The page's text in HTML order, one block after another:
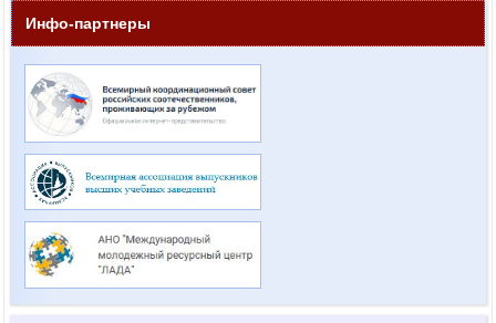
Инфо-партнеры